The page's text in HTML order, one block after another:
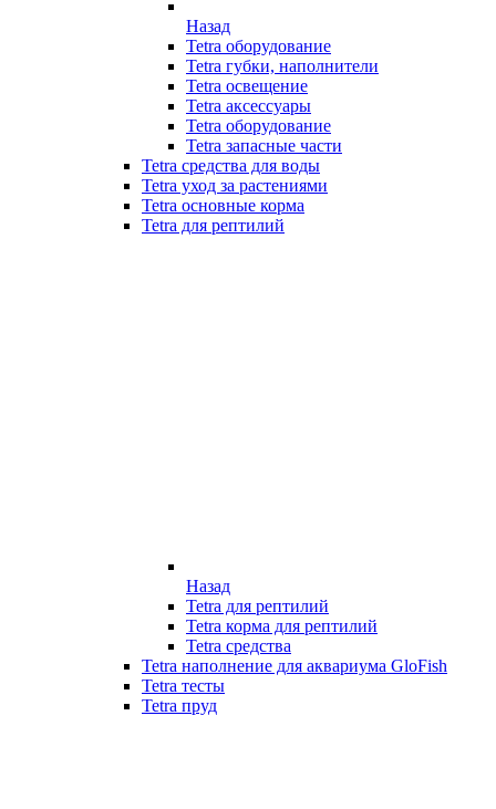
Назад
Tetra оборудование
Tetra губки, наполнители
Tetra освещение
Tetra аксессуары
Tetra оборудование
Tetra запасные части
Tetra средства для воды
Tetra уход за растениями
Tetra основные корма
Tetra для рептилий
Назад
Tetra для рептилий
Tetra корма для рептилий
Tetra средства
Tetra наполнение для аквариума GloFish
Tetra тесты
Tetra пруд